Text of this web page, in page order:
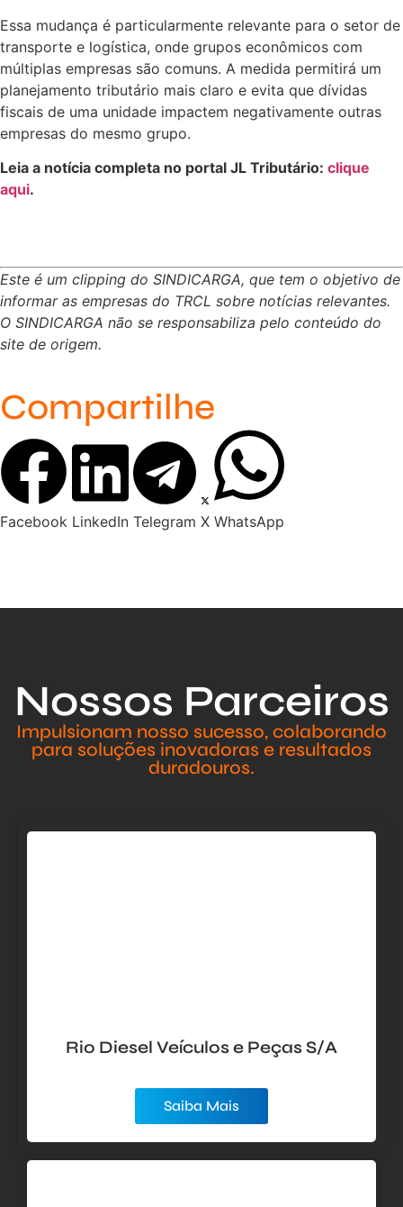
Essa mudança é particularmente relevante para o setor de
transporte e logística, onde grupos econômicos com
múltiplas empresas são comuns. A medida permitirá um
planejamento tributário mais claro e evita que dívidas
fiscais de uma unidade impactem negativamente outras
empresas do mesmo grupo.
Leia a notícia completa no portal JL Tributário: clique
aqui.
Este é um clipping do SINDICARGA, que tem o objetivo de
informar as empresas do TRCL sobre notícias relevantes.
O SINDICARGA não se responsabiliza pelo conteúdo do
site de origem.
Compartilhe
Facebook LinkedIn Telegram X WhatsApp
Nossos Parceiros
Impulsionam nosso sucesso, colaborando
para soluções inovadoras e resultados
duradouros.
Rio Diesel Veículos e Peças S/A
Saiba Mais